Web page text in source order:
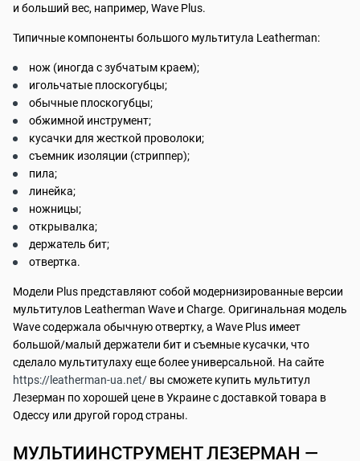
и больший вес, например, Wave Plus.
Типичные компоненты большого мультитула Leatherman:
нож (иногда с зубчатым краем);
игольчатые плоскогубцы;
обычные плоскогубцы;
обжимной инструмент;
кусачки для жесткой проволоки;
съемник изоляции (стриппер);
пила;
линейка;
ножницы;
открывалка;
держатель бит;
отвертка.
Модели Plus представляют собой модернизированные версии
мультитулов Leatherman Wave и Charge. Оригинальная модель
Wave содержала обычную отвертку, а Wave Plus имеет
большой/малый держатели бит и съемные кусачки, что
сделало мультитулаху еще более универсальной. На сайте
https://leatherman-ua.net/ вы сможете купить мультитул
Лезерман по хорошей цене в Украине с доставкой товара в
Одессу или другой город страны.
МУЛЬТИИНСТРУМЕНТ ЛЕЗЕРМАН —